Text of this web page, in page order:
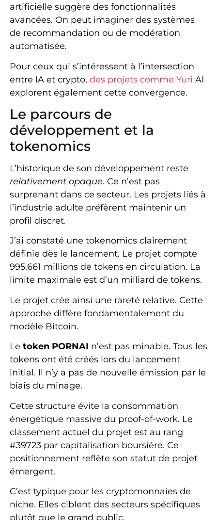
artificielle suggère des fonctionnalités
avancées. On peut imaginer des systèmes
de recommandation ou de modération
automatisée.
Pour ceux qui s’intéressent à l’intersection
entre IA et crypto, des projets comme Yuri AI
explorent également cette convergence.
Le parcours de
développement et la
tokenomics
L’historique de son développement reste
relativement opaque. Ce n’est pas
surprenant dans ce secteur. Les projets liés à
l’industrie adulte préfèrent maintenir un
profil discret.
J’ai constaté une tokenomics clairement
définie dès le lancement. Le projet compte
995,661 millions de tokens en circulation. La
limite maximale est d’un milliard de tokens.
Le projet crée ainsi une rareté relative. Cette
approche diffère fondamentalement du
modèle Bitcoin.
Le token PORNAI n’est pas minable. Tous les
tokens ont été créés lors du lancement
initial. Il n’y a pas de nouvelle émission par le
biais du minage.
Cette structure évite la consommation
énergétique massive du proof-of-work. Le
classement actuel du projet est au rang
#39723 par capitalisation boursière. Ce
positionnement reflète son statut de projet
émergent.
C’est typique pour les cryptomonnaies de
niche. Elles ciblent des secteurs spécifiques
plutôt que le grand public.